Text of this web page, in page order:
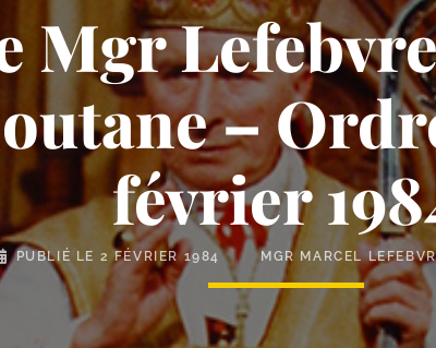
Mgr
–
février
PUBLIÉ LE 2 FÉVRIER 1984 MGR MARCEL